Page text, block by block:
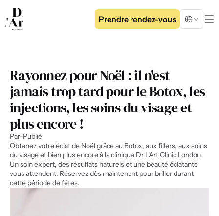
Prendre rendez-vous
Select
Rayonnez pour Noël : il n'est
jamais trop tard pour le Botox, les
injections, les soins du visage et
plus encore !
Par Publié
Obtenez votre éclat de Noël grâce au Botox, aux fillers, aux soins
du visage et bien plus encore à la clinique Dr L'Art Clinic London.
Un soin expert, des résultats naturels et une beauté éclatante
vous attendent. Réservez dès maintenant pour briller durant
cette période de fêtes.